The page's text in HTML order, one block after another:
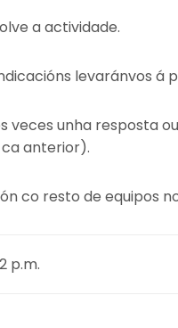
a actividade.
levaránvos á
veces unha resposta
anterior).
co resto de equipos
p.m.